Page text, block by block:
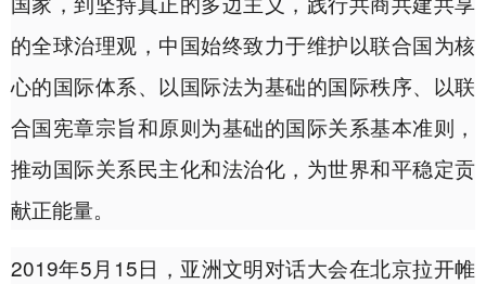
的全球治理观，中国始终致力于维护以联合国为核
心的国际体系、以国际法为基础的国际秩序、以联
合国宪章宗旨和原则为基础的国际关系基本准则，
推动国际关系民主化和法治化，为世界和平稳定贡
献正能量。
2019年5月15日，亚洲文明对话大会在北京拉开帷